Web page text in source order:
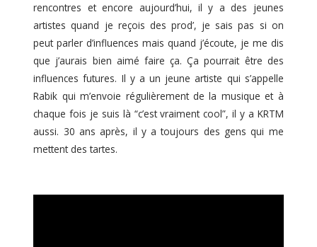
rencontres et encore aujourd’hui, il y a des jeunes
artistes quand je reçois des prod’, je sais pas si on
peut parler d’influences mais quand j’écoute, je me dis
que j’aurais bien aimé faire ça. Ça pourrait être des
influences futures. Il y a un jeune artiste qui s’appelle
Rabik qui m’envoie régulièrement de la musique et à
chaque fois je suis là “c’est vraiment cool”, il y a KRTM
aussi. 30 ans après, il y a toujours des gens qui me
mettent des tartes.